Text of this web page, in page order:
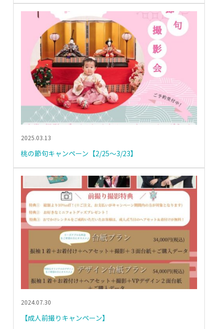
2025.03.13
桃の節句キャンペーン【2/25～3/23】
2024.07.30
【成人前撮りキャンペーン】